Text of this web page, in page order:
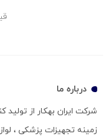
درباره ما
شرکت ایران بهکار از
زمینه تجهیزات پزشکی ،